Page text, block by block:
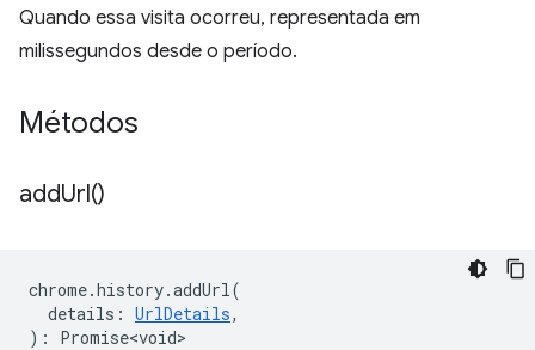
Quando essa visita ocorreu, representada em
milissegundos desde o período.
Métodos
addUrl()
chrome.history.addUrl(
details : UrlDetails,
) : Promise<void>